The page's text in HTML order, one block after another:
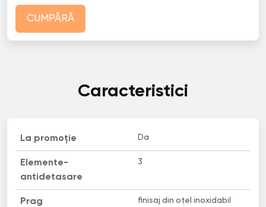
CUMPĂRĂ
Caracteristici
La promoție Da
Elemente-
antidetasare
3
Prag finisaj din oțel inoxidabil